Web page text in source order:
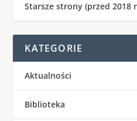
Starsze strony (przed 2018
KATEGORIE
Aktualności
Biblioteka